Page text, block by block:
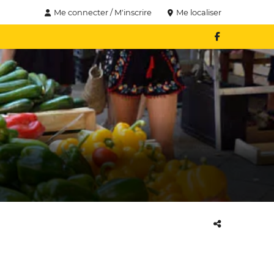
Me connecter / M'inscrire Me localiser